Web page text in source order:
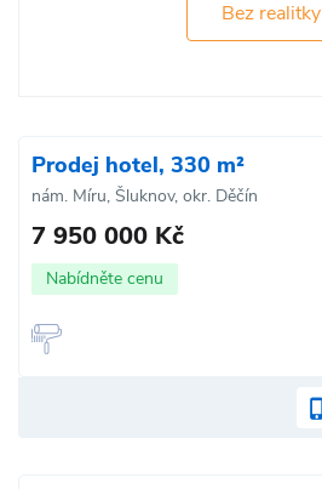
Bez realitky
Prodej hotel, 330 m²
nám. Míru, Šluknov, okr. Děčín
7 950 000 Kč
Nabídněte cenu